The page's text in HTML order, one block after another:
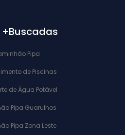
Pipa
de Piscinas
de Água Potável
Pipa Guarulhos
Pipa Zona Leste